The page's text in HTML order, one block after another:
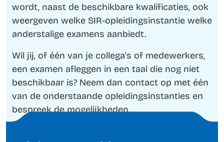
wordt, naast de beschikbare kwalificaties, ook
weergeven welke SIR-opleidingsinstantie welke
anderstalige examens aanbiedt.
Wil jij, of één van je collega's of medewerkers,
een examen afleggen in een taal die nog niet
beschikbaar is? Neem dan contact op met één
van de onderstaande opleidingsinstanties en
bespreek de mogelijkheden.